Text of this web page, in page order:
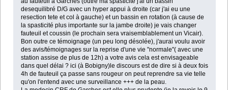
desequilibré D/G avec un hyper appui à droite (car j'ai eu une
resection tete et col à gauche) et un bassin en rotation (à cause de
la spasticité plus importante sur la jambe droite) je vais changer
fauteuil et coussin (le prochain sera vraisemblablement un Vicair).
Bon outre ce témoignage (un peu long désolée), j'aurai voulu avoir
des avis/témoignages sur la reprise d'une vie "normale"( avec une
station assise de plus de 12h) a votre avis cela est envisageable
dans quel délai ? ici (à Bobigny)le discours est de dire si à deux fois
4h de fauteuil ça passe sans rougeur on peut reprendre sa vie telle
qu'on l'entend avec une surveillance +++ de la peau.